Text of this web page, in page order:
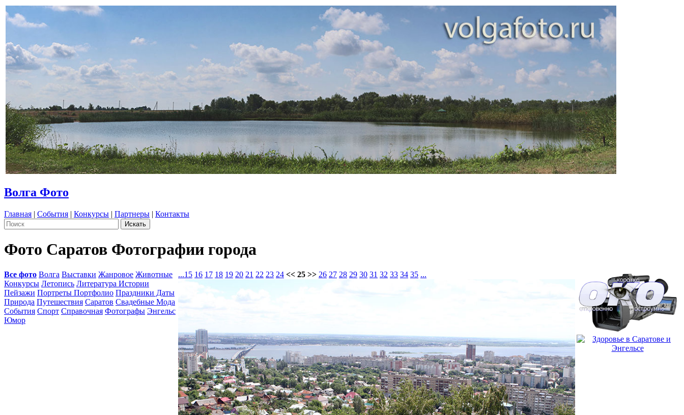
Волга Фото
Главная | События | Конкурсы | Партнеры | Контакты
Фото Саратов Фотографии города
Все фото Волга Выставки Жанровое Животные
Конкурсы Летопись Литература Истории
Пейзажи Портреты Портфолио Праздники Даты
Природа Путешествия Саратов Свадебные Мода
События Спорт Справочная Фотографы Энгельс
Юмор
...15 16 17 18 19 20 21 22 23 24 << 25 >> 26 27 28 29 30 31 32 33 34 35 ...